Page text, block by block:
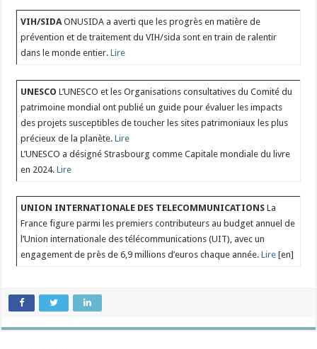
VIH/SIDAONUSIDA a averti que les progrès en matière de
prévention et de traitement du VIH/sida sont en train de ralentir
dans le monde entier.Lire
UNESCO L’UNESCO et les Organisations consultatives du Comité du
patrimoine mondial ont publié un guide pour évaluer les impacts
des projets susceptibles de toucher les sites patrimoniaux les plus
précieux de la planète.Lire
L’UNESCO a désigné Strasbourg comme Capitale mondiale du livre
en 2024.Lire
UNION INTERNATIONALE DES TELECOMMUNICATIONS La
France figure parmi les premiers contributeurs au budget annuel de
l’Union internationale des télécommunications (UIT), avec un
engagement de près de 6,9 millions d’euros chaque année.Lire [en]